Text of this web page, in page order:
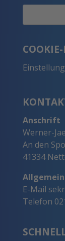
Anschrift
Werner-
An den
41334
Allgemein
E-Mail
Telefon